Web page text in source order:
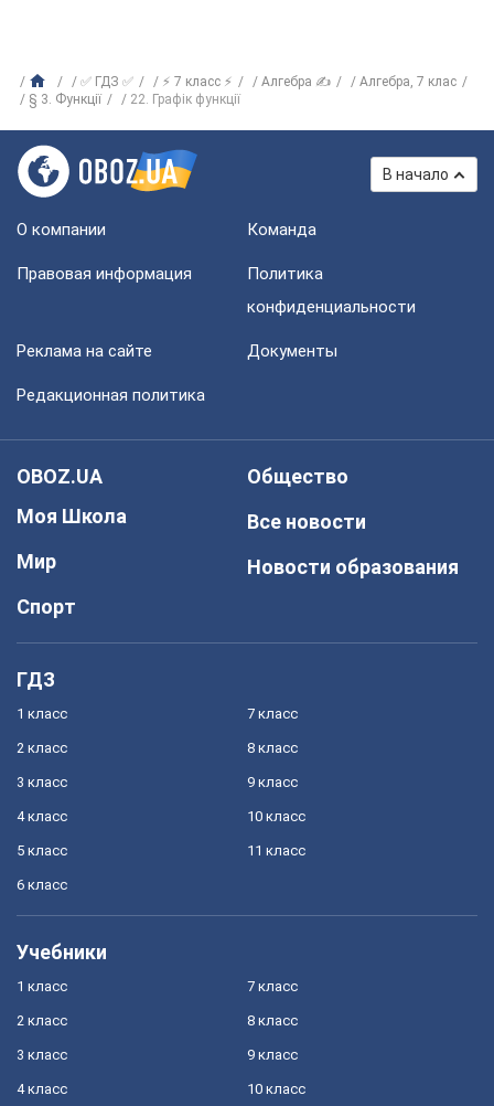
✅ ГДЗ ✅ ⚡ 7 класс ⚡ Алгебра ✍
Алгебра, 7 клас
§ 3. Функції
22. Графік функції
В начало
О компании Команда
Правовая информация
Политика
конфиденциальности
Реклама на сайте Документы
Редакционная политика
OBOZ.UA
Моя Школа
Мир
Спорт
Общество
Все новости
Новости образования
ГДЗ
1 класс
2 класс
3 класс
4 класс
5 класс
6 класс
7 класс
8 класс
9 класс
10 класс
11 класс
Учебники
1 класс
2 класс
3 класс
4 класс
7 класс
8 класс
9 класс
10 класс